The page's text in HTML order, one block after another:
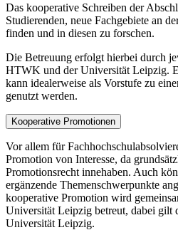
Das kooperative Schreiben der
Studierenden, neue Fachgebiete an
finden und in diesen zu forschen.
Die Betreuung erfolgt hierbei durch
HTWK und der Universität Leipzig.
kann idealerweise als Vorstufe zu
genutzt werden.
Kooperative Promotionen
Vor allem für
Promotion von Interesse, da
Promotionsrecht innehaben. Auch
ergänzende Themenschwerpunkte
kooperative Promotion wird
Universität Leipzig betreut, dabei gilt
Universität Leipzig.